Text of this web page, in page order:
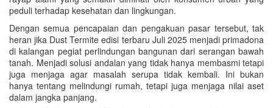
peduli terhadap kesehatan dan lingkungan.
Dengan semua pencapaian dan pengakuan pasar tersebut, tak
heran jika Dust Termite edisi terbaru Juli 2025 menjadi primadona
di kalangan pegiat perlindungan bangunan dari serangan bawah
tanah. Menjadi solusi andalan yang tidak hanya membasmi tetapi
juga menjaga agar masalah serupa tidak kembali. Ini bukan
hanya tentang melindungi rumah, tetapi juga menjaga nilai aset
dalam jangka panjang.